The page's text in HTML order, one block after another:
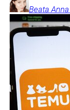
Beata Anna